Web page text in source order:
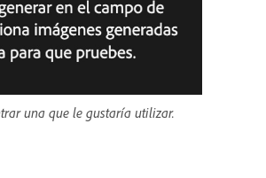
una que le gustaría utilizar.